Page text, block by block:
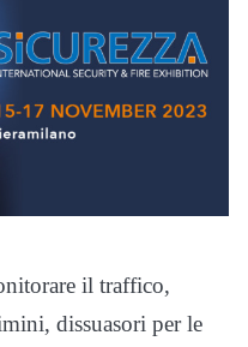
il traffico,
dissuasori per le